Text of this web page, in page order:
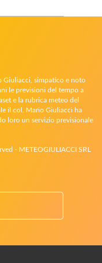
Giuliacci, simpatico e noto
le previsioni del tempo a
e la rubrica meteo del
il col. Mario Giuliacci ha
loro un servizio previsionale
- METEOGIULIACCI SRL